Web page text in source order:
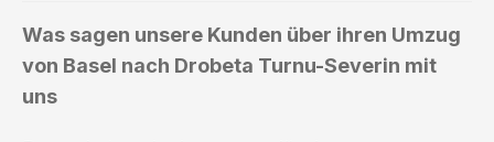
Was sagen unsere Kunden über ihren Umzug
von Basel nach Drobeta Turnu-Severin mit
uns